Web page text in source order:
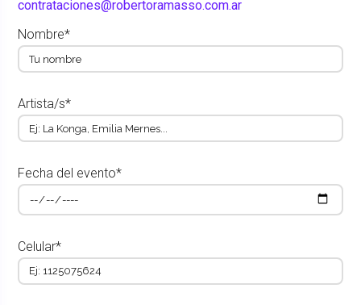
contrataciones@robertoramasso.com.ar
Nombre*
Artista/s*
Fecha del evento*
Celular*